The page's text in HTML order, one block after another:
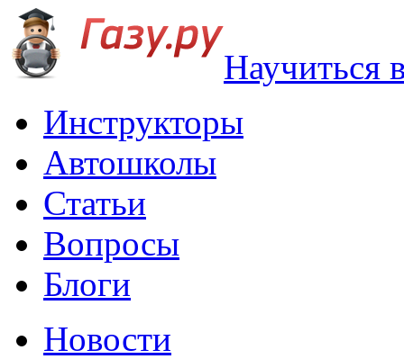
Научиться
Инструкторы
Автошколы
Статьи
Вопросы
Блоги
Новости